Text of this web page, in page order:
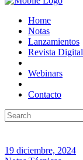
Home
Notas
Lanzamientos
Revista Digital
Webinars
Contacto
19 diciembre, 2024